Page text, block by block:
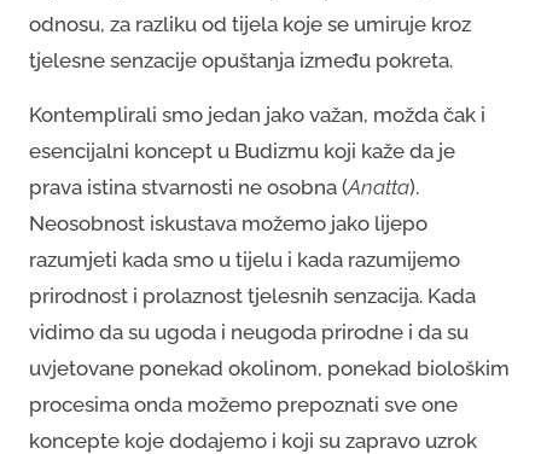
odnosu, za razliku od tijela koje se umiruje kroz
tjelesne senzacije opuštanja između pokreta.
Kontemplirali smo jedan jako važan, možda čak i
esencijalni koncept u Budizmu koji kaže da je
prava istina stvarnosti ne osobna (Anatta).
Neosobnost iskustava možemo jako lijepo
razumjeti kada smo u tijelu i kada razumijemo
prirodnost i prolaznost tjelesnih senzacija. Kada
vidimo da su ugoda i neugoda prirodne i da su
uvjetovane ponekad okolinom, ponekad biološkim
procesima onda možemo prepoznati sve one
koncepte koje dodajemo i koji su zapravo uzrok